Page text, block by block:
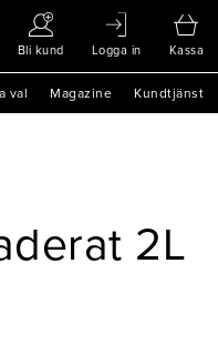
Bli kund Logga in Kassa
val Magazine Kundtjänst
2L